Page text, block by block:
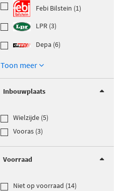
Febi Bilstein (1)
LPR (3)
Depa (6)
Toon meer
Inbouwplaats
Wielzijde (5)
Vooras (3)
Voorraad
Niet op voorraad (14)